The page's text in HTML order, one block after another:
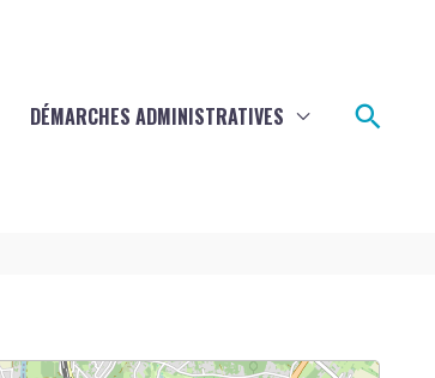
DÉMARCHES ADMINISTRATIVES